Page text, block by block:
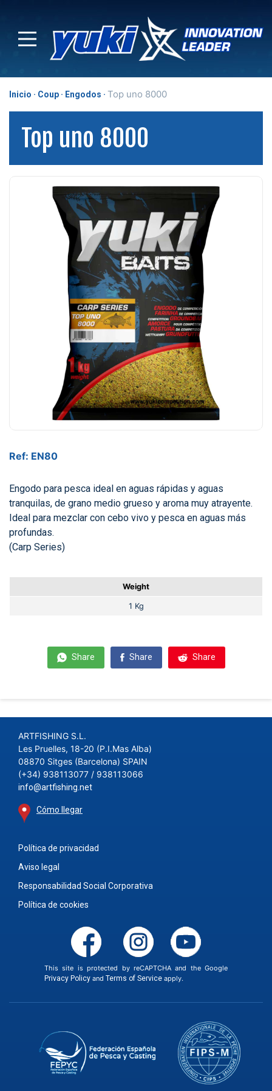
Inicio Coup Engodos Top uno 8000
Top uno 8000
Ref: EN80
Engodo para pesca ideal en aguas rápidas y aguas
tranquilas, de grano medio grueso y aroma muy atrayente.
Ideal para mezclar con cebo vivo y pesca en aguas más
profundas.
(Carp Series)
Weight
1 Kg
Share Share Share
ARTFISHING S.L.
Les Pruelles, 18-20 (P.I.Mas Alba)
08870 Sitges (Barcelona) SPAIN
(+34) 938113077 / 938113066
info@artfishing.net
Cómo llegar
Política de privacidad
Aviso legal
Responsabilidad Social Corporativa
Política de cookies
This site is protected by reCAPTCHA and the Google
Privacy Policyand Terms of Serviceapply.